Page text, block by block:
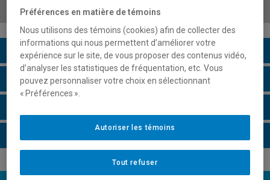
Description du cours
Horaire - Été 2026
Préférences en matière de témoins
Nous utilisons des témoins (cookies) afin de collecter des
informations qui nous permettent d’améliorer votre
expérience sur le site, de vous proposer des contenus vidéo,
d’analyser les statistiques de fréquentation, etc. Vous
pouvez personnaliser votre choix en sélectionnant
« Préférences ».
Tout refuser
Autoriser les témoins